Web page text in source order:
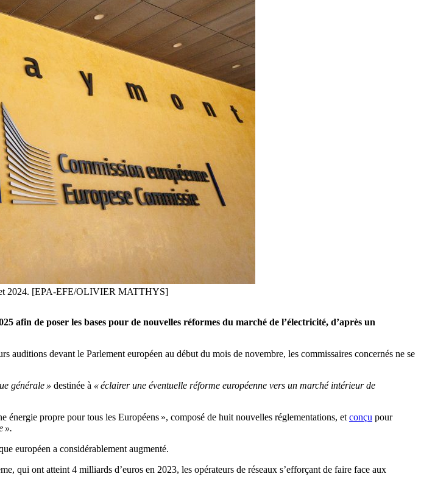
2024. [EPA-EFE/OLIVIER MATTHYS]
de poser les bases pour de nouvelles réformes du marché de l’électricité, d’après un
auditions devant le Parlement européen au début du mois de novembre, les commissaires concernés ne se
générale » destinée à « éclairer une éventuelle réforme européenne vers un marché intérieur de
énergie propre pour tous les Européens », composé de huit nouvelles réglementations, et conçu pour
».
européen a considérablement augmenté.
qui ont atteint 4 milliards d’euros en 2023, les opérateurs de réseaux s’efforçant de faire face aux